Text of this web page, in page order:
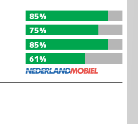
85%
75%
85%
61%